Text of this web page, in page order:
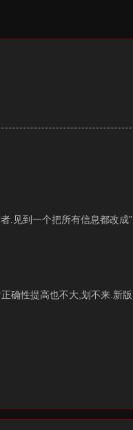
.见到一个把所有信息都改成”
确性提高也不大,划不来.新版